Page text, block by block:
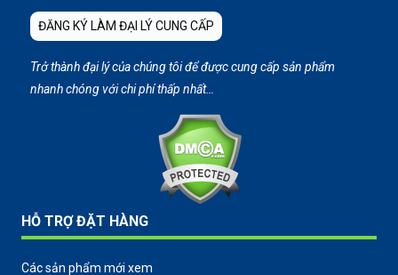
ĐĂNG KÝ LÀM ĐẠI LÝ CUNG CẤP
Trở thành đại lý của chúng tôi để được cung cấp sản phẩm
nhanh chóng với chi phí thấp nhất…
HỖ TRỢ ĐẶT HÀNG
Các sản phẩm mới xem